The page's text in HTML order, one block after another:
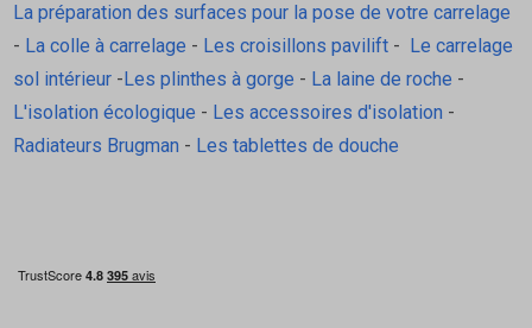
La préparation des surfaces pour la pose de votre carrelage
- La colle à carrelage - Les croisillons pavilift-
Le carrelage
sol intérieur- Les plinthes à gorge - La laine de roche -
L'isolation écologique - Les accessoires d'isolation -
Radiateurs Brugman - Les tablettes de douche